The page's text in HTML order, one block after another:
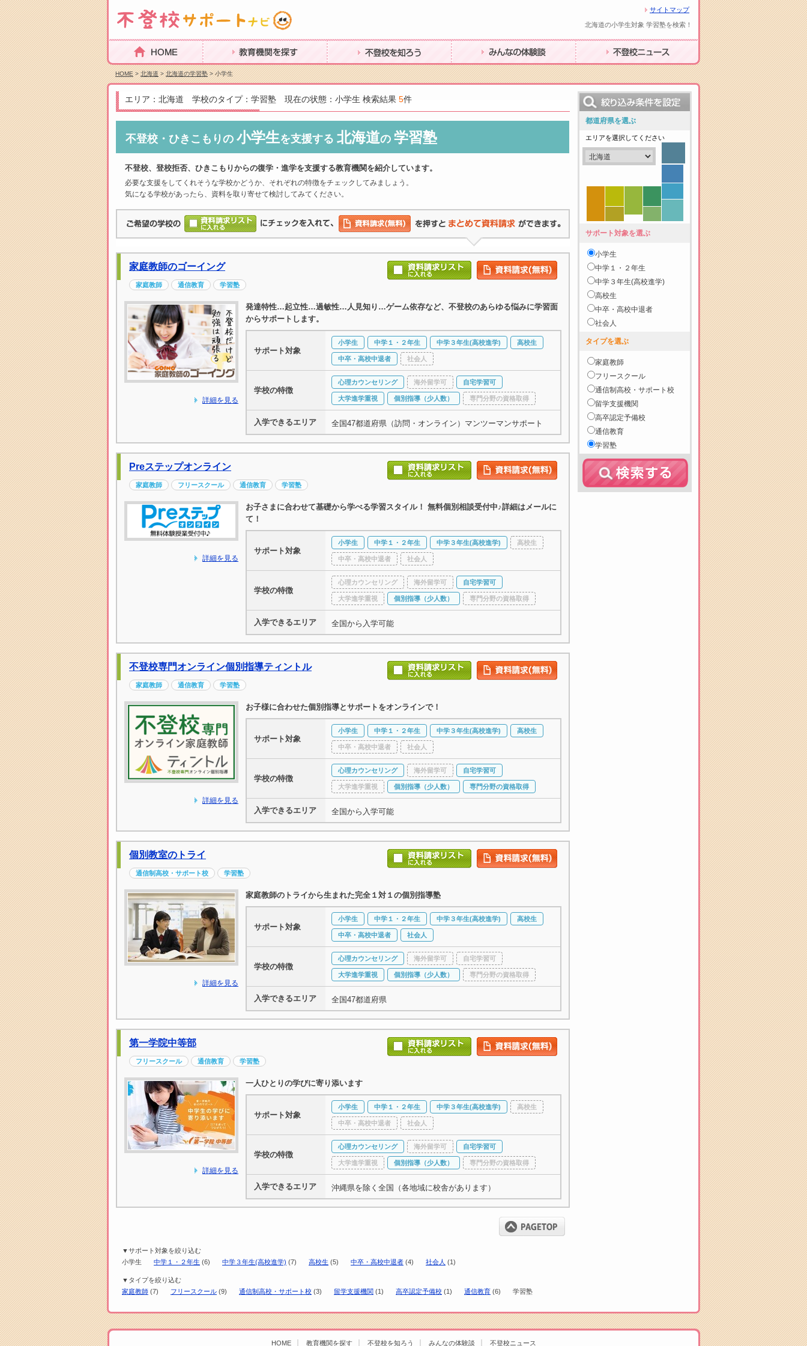
サイトマップ
北海道の小学生対象 学習塾を検索！
HOME 教育機関を探す 不登校を知ろう みんなの体験談 不登校ニュース
HOME>北海道>北海道の学習塾> 小学生
エリア：北海道 学校のタイプ：学習塾 現在の状態：小学生 検索結果 5件
不登校・ひきこもりの 小学生を支援する 北海道の 学習塾
不登校、登校拒否、ひきこもりからの復学・進学を支援する教育機関を紹介しています。
必要な支援をしてくれそうな学校かどうか、それぞれの特徴をチェックしてみましょう。
気になる学校があったら、資料を取り寄せて検討してみてください。
家庭教師のゴーイング
家庭教師 通信教育 学習塾
詳細を見る
発達特性…起立性…過敏性…人見知り…ゲーム依存など、不登校のあらゆる悩みに学習面
からサポートします。
サポート対象
小学生 中学１・２年生 中学３年生(高校進学) 高校生
中卒・高校中退者 社会人
学校の特徴
心理カウンセリング 海外留学可 自宅学習可
大学進学重視 個別指導（少人数） 専門分野の資格取得
入学できるエリア 全国47都道府県（訪問・オンライン）マンツーマンサポート
Preステップオンライン
家庭教師 フリースクール 通信教育 学習塾
詳細を見る
お子さまに合わせて基礎から学べる学習スタイル！ 無料個別相談受付中♪詳細はメールに
て！
サポート対象
小学生 中学１・２年生 中学３年生(高校進学) 高校生
中卒・高校中退者 社会人
学校の特徴
心理カウンセリング 海外留学可 自宅学習可
大学進学重視 個別指導（少人数） 専門分野の資格取得
入学できるエリア 全国から入学可能
不登校専門オンライン個別指導ティントル
家庭教師 通信教育 学習塾
詳細を見る
お子様に合わせた個別指導とサポートをオンラインで！
サポート対象
小学生 中学１・２年生 中学３年生(高校進学) 高校生
中卒・高校中退者 社会人
学校の特徴
心理カウンセリング 海外留学可 自宅学習可
大学進学重視 個別指導（少人数） 専門分野の資格取得
入学できるエリア 全国から入学可能
個別教室のトライ
通信制高校・サポート校 学習塾
詳細を見る
家庭教師のトライから生まれた完全１対１の個別指導塾
サポート対象
小学生 中学１・２年生 中学３年生(高校進学) 高校生
中卒・高校中退者 社会人
学校の特徴
心理カウンセリング 海外留学可 自宅学習可
大学進学重視 個別指導（少人数） 専門分野の資格取得
入学できるエリア 全国47都道府県
第一学院中等部
フリースクール 通信教育 学習塾
詳細を見る
一人ひとりの学びに寄り添います
サポート対象
小学生 中学１・２年生 中学３年生(高校進学) 高校生
中卒・高校中退者 社会人
学校の特徴
心理カウンセリング 海外留学可 自宅学習可
大学進学重視 個別指導（少人数） 専門分野の資格取得
入学できるエリア 沖縄県を除く全国（各地域に校舎があります）
▼サポート対象を絞り込む
小学生
中学１・２年生 (6) 中学３年生(高校進学) (7) 高校生 (5) 中卒・高校中退者 (4) 社会人 (1)
▼タイプを絞り込む
家庭教師 (7) フリースクール (9) 通信制高校・サポート校 (3) 留学支援機関 (1) 高卒認定予備校 (1) 通信教育 (6) 学習塾
都道府県を選ぶ
エリアを選択してください
サポート対象を選ぶ
小学生
中学１・２年生
中学３年生(高校進学)
高校生
中卒・高校中退者
社会人
タイプを選ぶ
家庭教師
フリースクール
通信制高校・サポート校
留学支援機関
高卒認定予備校
通信教育
学習塾
HOME 教育機関を探す 不登校を知ろう みんなの体験談 不登校ニュース